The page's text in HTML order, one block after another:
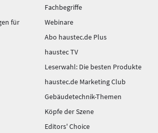
für
Fachbegriffe
Webinare
Abo haustec.de Plus
haustec TV
Leserwahl: Die besten Produkte
haustec.de Marketing Club
Gebäudetechnik-Themen
Köpfe der Szene
Editors' Choice